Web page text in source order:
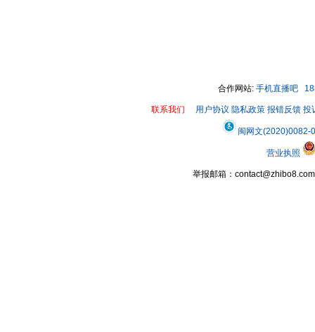
合作网站: 手机直播吧
联系我们 用户协议 隐私政策 报错反馈 投
闽网文(2020)0082-
营业执照
举报邮箱：